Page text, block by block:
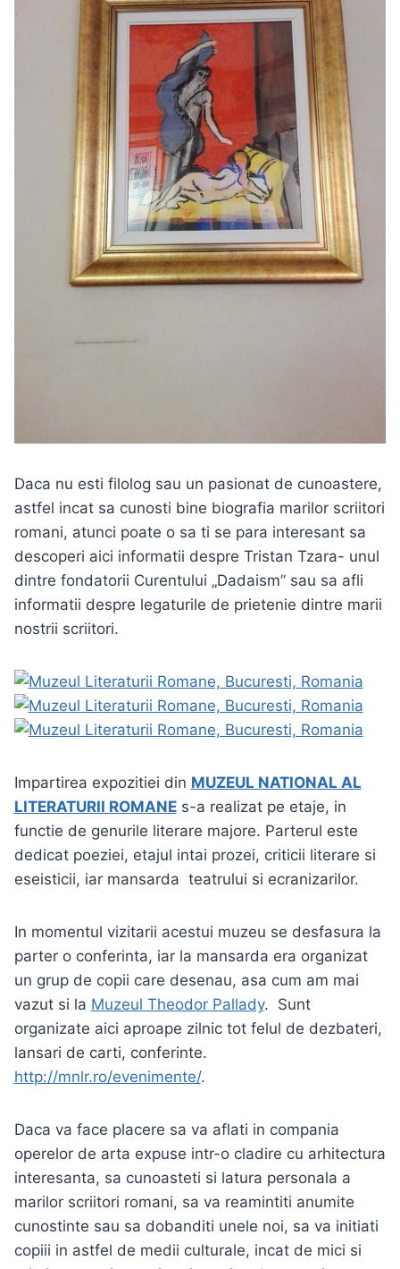
Daca nu esti filolog sau un pasionat de cunoastere,
astfel incat sa cunosti bine biografia marilor scriitori
romani, atunci poate o sa ti se para interesant sa
descoperi aici informatii despre Tristan Tzara- unul
dintre fondatorii Curentului „Dadaism” sau sa afli
informatii despre legaturile de prietenie dintre marii
nostrii scriitori.
Impartirea expozitiei din MUZEUL NATIONAL AL
LITERATURII ROMANEs-a realizat pe etaje, in
functie de genurile literare majore. Parterul este
dedicat poeziei, etajul intai prozei, criticii literare si
eseisticii, iar mansarda teatrului si ecranizarilor.
In momentul vizitarii acestui muzeu se desfasura la
parter o conferinta, iar la mansarda era organizat
un grup de copii care desenau, asa cum am mai
vazut si la Muzeul Theodor Pallady. Sunt
organizate aici aproape zilnic tot felul de dezbateri,
lansari de carti, conferinte.
http://mnlr.ro/evenimente/.
Daca va face placere sa va aflati in compania
operelor de arta expuse intr-o cladire cu arhitectura
interesanta, sa cunoasteti si latura personala a
marilor scriitori romani, sa va reamintiti anumite
cunostinte sau sa dobanditi unele noi, sa va initiati
copiii in astfel de medii culturale, incat de mici si